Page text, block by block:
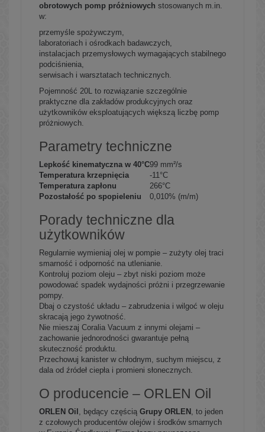
obrotowych pomp próżniowych stosowanych m.in.
w:
przemyśle spożywczym,
laboratoriach i ośrodkach badawczych,
instalacjach przemysłowych wymagających stabilnego
podciśnienia,
serwisach i warsztatach technicznych.
Pojemność 20L to rozwiązanie szczególnie
praktyczne dla zakładów produkcyjnych oraz
użytkowników eksploatujących większą liczbę pomp
próżniowych.
Parametry techniczne
Lepkość kinematyczna w 40°C99 mm²/s
Temperatura krzepnięcia
-11°C
Temperatura zapłonu
266°C
Pozostałość po spopieleniu
0,010% (m/m)
Porady techniczne dla
użytkowników
Regularnie wymieniaj olej w pompie – zużyty olej traci
smarność i odporność na utlenianie.
Kontroluj poziom oleju – zbyt niski poziom może
powodować spadek wydajności próżni i przegrzewanie
pompy.
Dbaj o czystość układu – zabrudzenia i wilgoć w oleju
skracają jego żywotność.
Nie mieszaj Coralia Vacuum z innymi olejami –
zachowanie jednorodności gwarantuje pełną
skuteczność produktu.
Przechowuj kanister w chłodnym, suchym miejscu, z
dala od źródeł ciepła i promieni słonecznych.
O producencie – ORLEN Oil
ORLEN Oil , będący częścią Grupy ORLEN , to jeden
z czołowych producentów olejów i środków smarnych